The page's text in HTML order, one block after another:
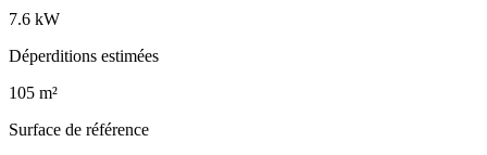
7.6 kW
Déperditions estimées
105 m²
Surface de référence